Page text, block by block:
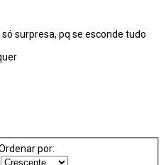
surpresa, pq se esconde tudo
por: